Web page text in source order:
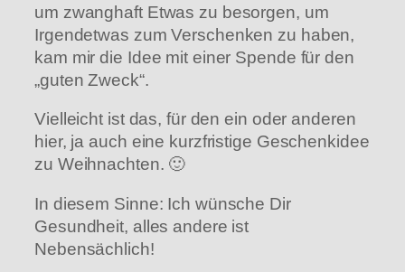
um zwanghaft Etwas zu besorgen, um
Irgendetwas zum Verschenken zu haben,
kam mir die Idee mit einer Spende für den
„guten Zweck“.
Vielleicht ist das, für den ein oder anderen
hier, ja auch eine kurzfristige Geschenkidee
zu Weihnachten. 🙂
In diesem Sinne: Ich wünsche Dir
Gesundheit, alles andere ist
Nebensächlich!